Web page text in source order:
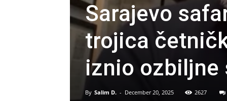
Sarajevo
trojica
iznio ozbiljne
By Salim D. - December 20, 2025 2627